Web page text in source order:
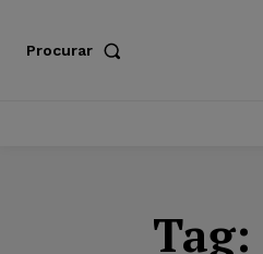
Procurar
Tag: